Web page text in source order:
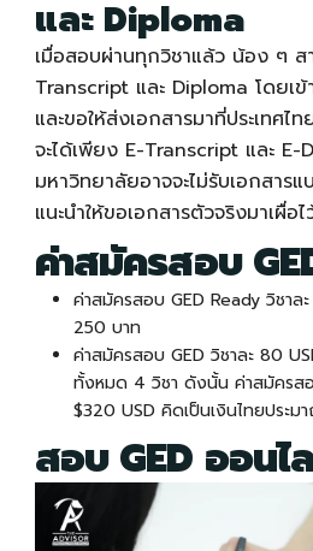
และ Diploma
เมื่อสอบผ่านทุกวิชาแล้ว น้อง ๆ ส
Transcript และ Diploma โดยเข้
และขอให้ส่งเอกสารมาที่ประเทศไ
จะได้เพียง E-Transcript และ E-
มหาวิทยาลัยอาจจะไม่รับเอกสาร
แนะนำให้ขอเอกสารตัวจริงมาเผื่อ
ค่าสมัครสอบ
ค่าสมัครสอบ GED Ready วิชาล
250 บาท
ค่าสมัครสอบ GED วิชาละ 80
ทั้งหมด 4 วิชา ดังนั้น ค่าสมัครส
$320 USD คิดเป็นเงินไทยประม
สอบ GED ออนไ